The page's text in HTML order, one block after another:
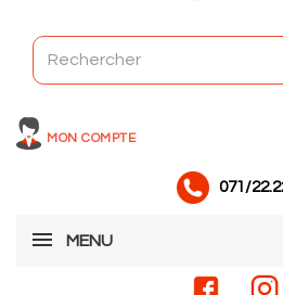
MON COMPTE
071/
MENU